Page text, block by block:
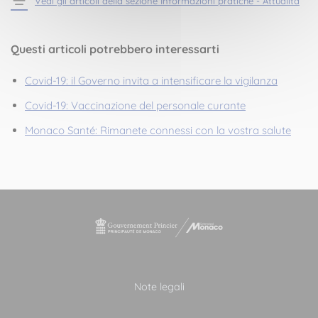
Questi articoli potrebbero interessarti
Covid-19: il Governo invita a intensificare la vigilanza
Covid-19: Vaccinazione del personale curante
Monaco Santé: Rimanete connessi con la vostra salute
Note legali